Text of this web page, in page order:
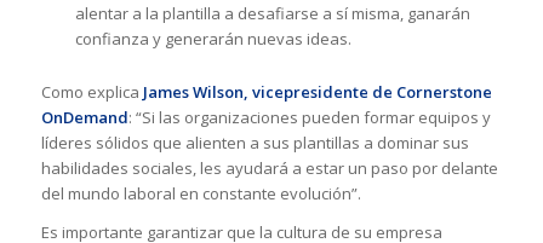
alentar a la plantilla a desafiarse a sí misma, ganarán
confianza y generarán nuevas ideas.
Como explica James Wilson, vicepresidente de Cornerstone
OnDemand: “Si las organizaciones pueden formar equipos y
líderes sólidos que alienten a sus plantillas a dominar sus
habilidades sociales, les ayudará a estar un paso por delante
del mundo laboral en constante evolución”.
Es importante garantizar que la cultura de su empresa